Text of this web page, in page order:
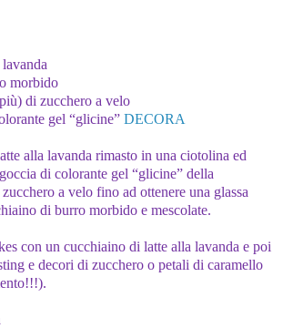
morbido
di zucchero a velo
gel “glicine” DECORA
alla lavanda rimasto in una ciotolina ed
di colorante gel “glicine” della
zucchero a velo fino ad ottenere una glassa
di burro morbido e mescolate.
con un cucchiaino di latte alla lavanda e poi
e decori di zucchero o petali di caramello